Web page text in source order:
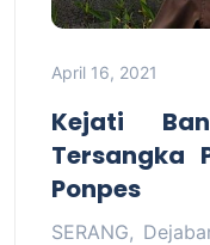
April 16, 2021
Kejati
Tersangka
Ponpes
SERANG,